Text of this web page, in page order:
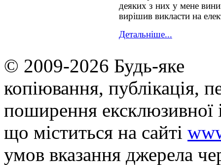
деяких з них у мене
вирішив викласти на
Детальніше...
© 2009-2026 Будь-яке
копiювання, публiкацiя,
поширення
що мiститься на сайті
умов вказання джерела